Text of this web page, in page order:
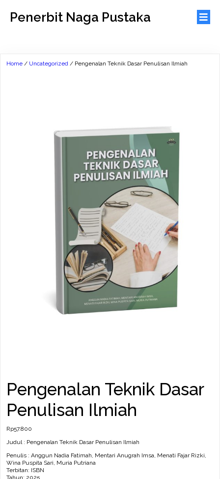
Penerbit Naga Pustaka
Home / Uncategorized / Pengenalan Teknik Dasar Penulisan Ilmiah
Pengenalan Teknik Dasar
Penulisan Ilmiah
Rp57.800
Judul : Pengenalan Teknik Dasar Penulisan Ilmiah
Penulis : Anggun Nadia Fatimah, Mentari Anugrah Imsa, Menati Fajar Rizki,
Wina Puspita Sari, Muria Putriana
Terbitan: ISBN
Tahun: 2025